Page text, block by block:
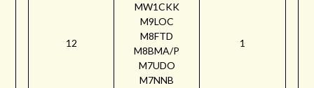
12
MW1CKK
M9LOC
M8FTD
M8BMA/P
M7UDO
M7NNB
1